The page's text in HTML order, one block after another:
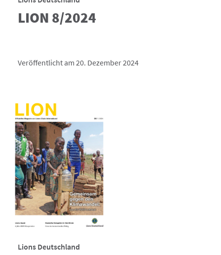
LION 8/2024
Veröffentlicht am 20. Dezember 2024
Lions Deutschland